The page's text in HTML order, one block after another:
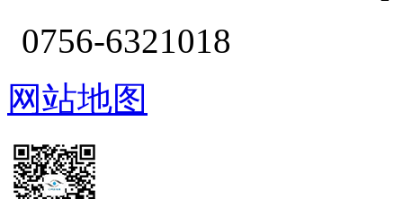
0756-6321018
网站地图